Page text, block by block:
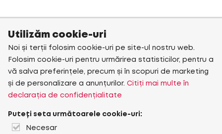
Utilizăm cookie-uri
Noi și terții folosim cookie-uri pe site-ul nostru web.
Folosim cookie-uri pentru urmărirea statisticilor, pentru a
vă salva preferințele, precum și în scopuri de marketing
și de personalizare a anunțurilor. Citiți mai multe în
declarația de confidențialitate
Puteți seta următoarele cookie-uri:
Necesar